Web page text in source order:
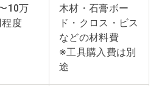
10万
程度
木材・石膏ボー
ド・クロス・ビス
などの材料費
※工具購入費は別
途